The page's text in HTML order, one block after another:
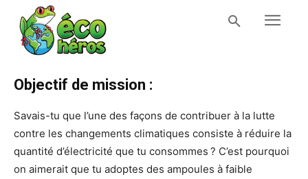
Objectif de mission :
Savais-tu que l’une des façons de contribuer à la lutte
contre les changements climatiques consiste à réduire la
quantité d’électricité que tu consommes ? C’est pourquoi
on aimerait que tu adoptes des ampoules à faible